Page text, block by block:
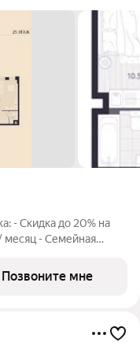
- Скидка до 20% на
Вэйвер от
Позвоните мне